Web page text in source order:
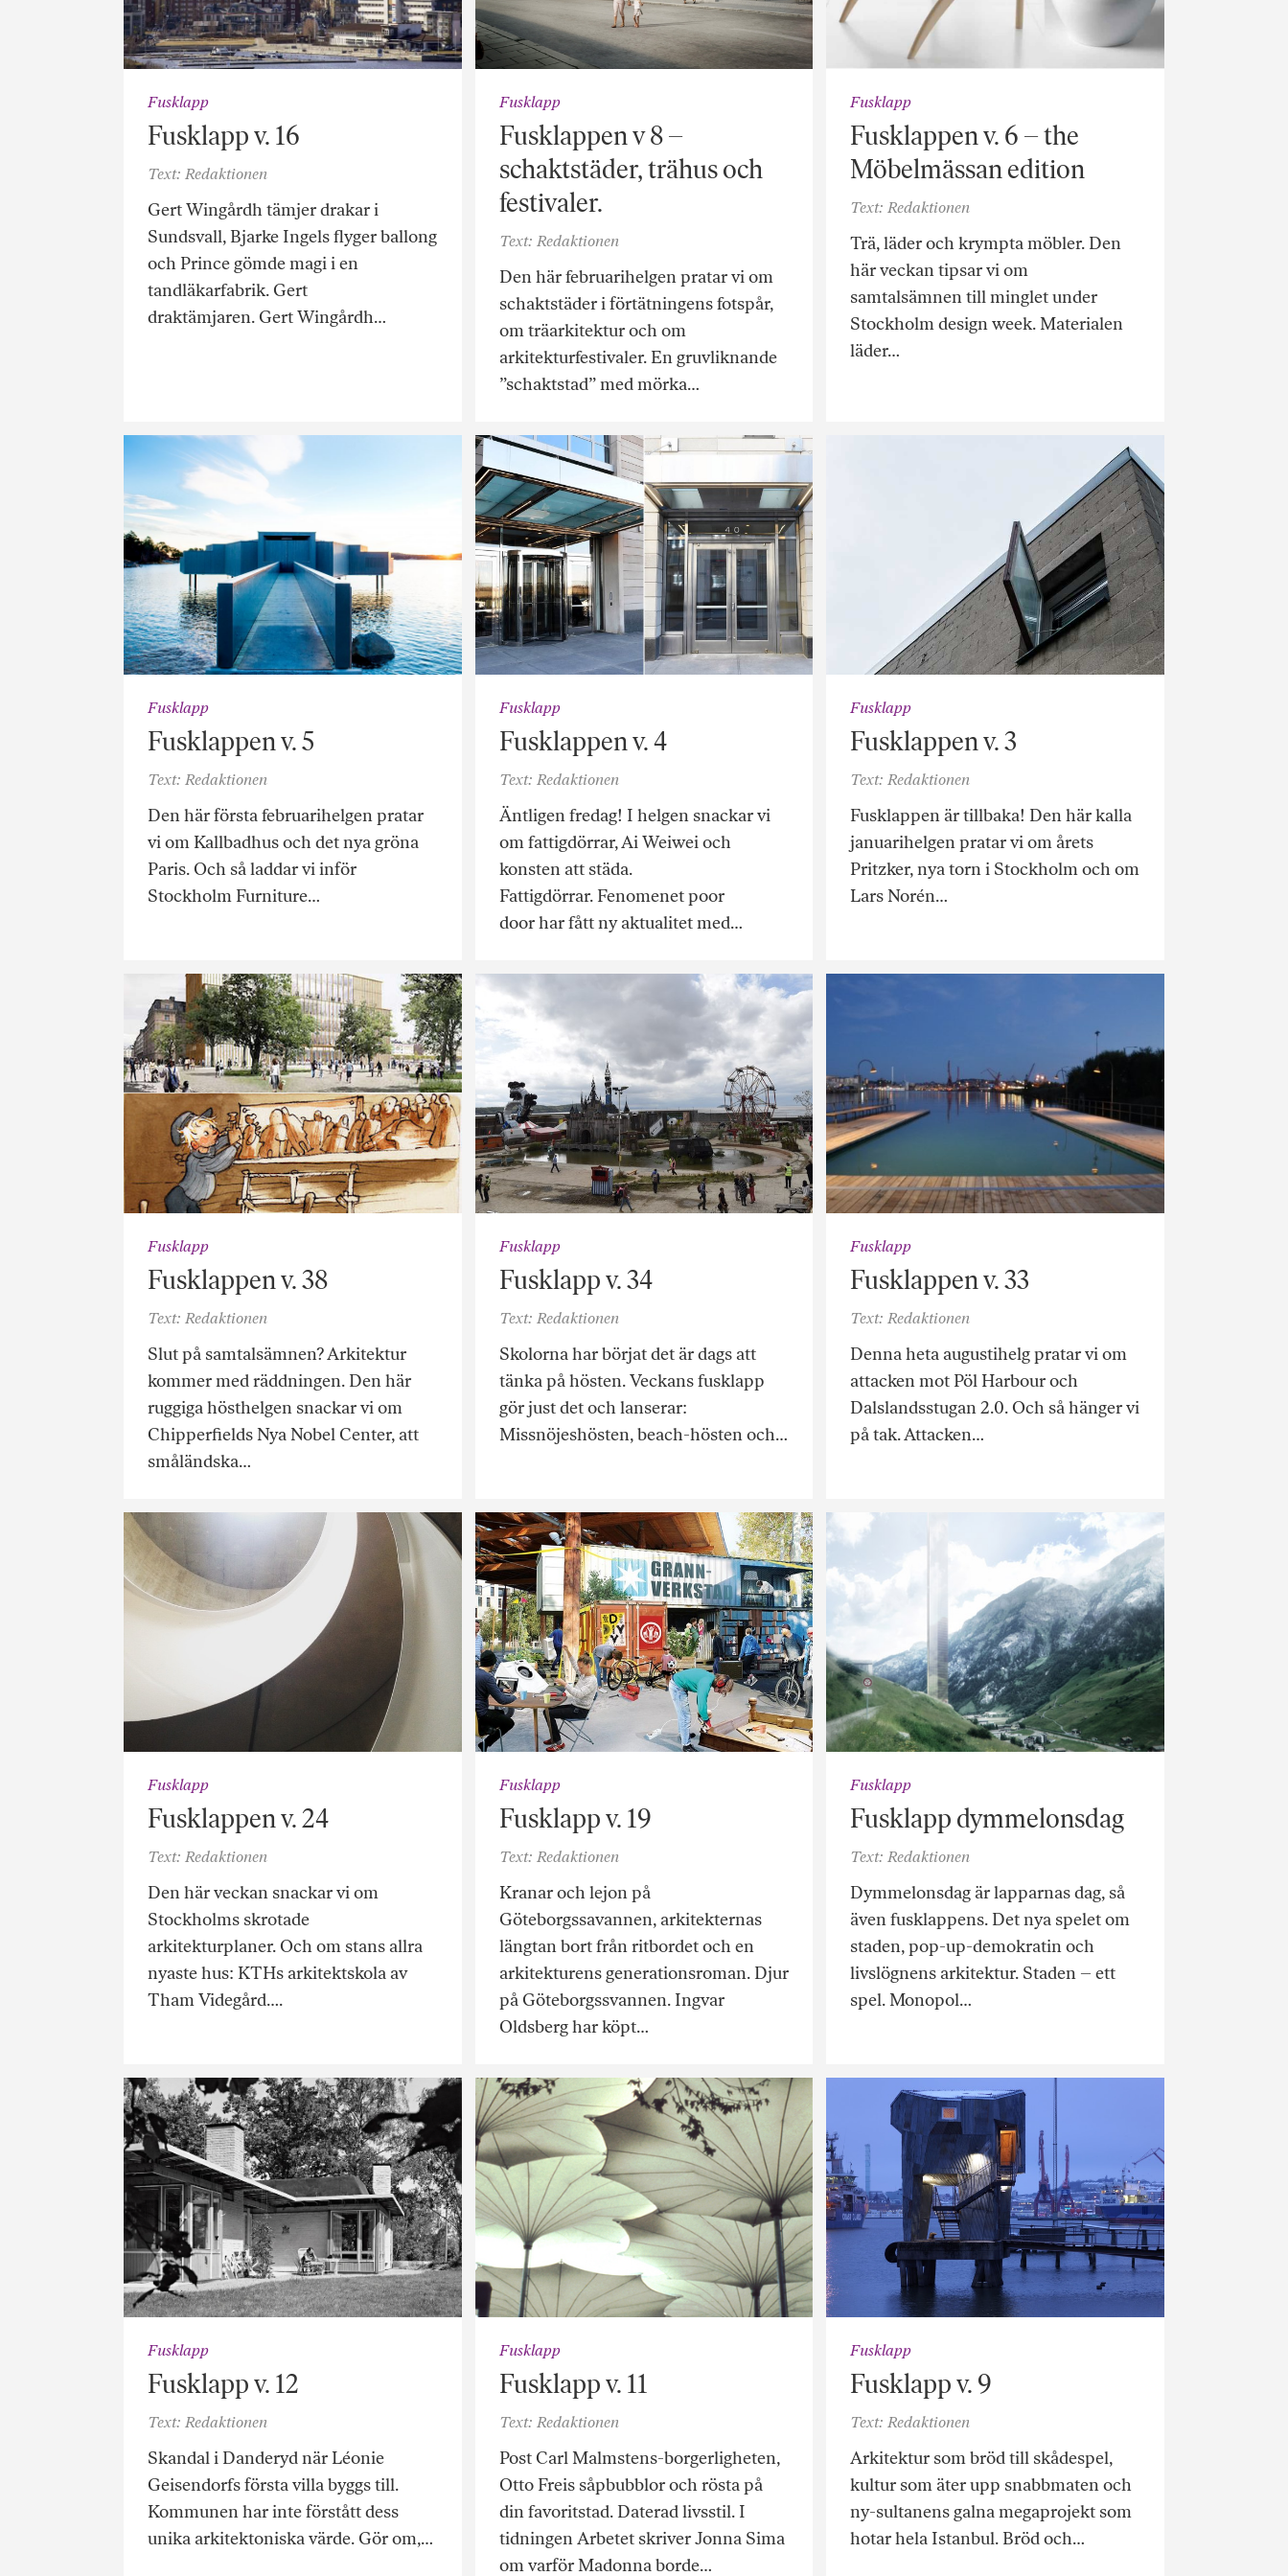
Fusklapp
Fusklapp v. 16
Text: Redaktionen
Gert Wingårdh tämjer drakar i
Sundsvall, Bjarke Ingels flyger ballong
och Prince gömde magi i en
tandläkarfabrik. Gert
draktämjaren. Gert Wingårdh…
Fusklapp
Fusklappen v 8 –
schaktstäder, trähus och
festivaler.
Text: Redaktionen
Den här februarihelgen pratar vi om
schaktstäder i förtätningens fotspår,
om träarkitektur och om
arkitekturfestivaler. En gruvliknande
”schaktstad” med mörka…
Fusklapp
Fusklappen v. 6 – the
Möbelmässan edition
Text: Redaktionen
Trä, läder och krympta möbler. Den
här veckan tipsar vi om
samtalsämnen till minglet under
Stockholm design week. Materialen
läder…
Fusklapp
Fusklappen v. 5
Text: Redaktionen
Den här första februarihelgen pratar
vi om Kallbadhus och det nya gröna
Paris. Och så laddar vi inför
Stockholm Furniture…
Fusklapp
Fusklappen v. 4
Text: Redaktionen
Äntligen fredag! I helgen snackar vi
om fattigdörrar, Ai Weiwei och
konsten att städa.
Fattigdörrar. Fenomenet poor
door har fått ny aktualitet med…
Fusklapp
Fusklappen v. 3
Text: Redaktionen
Fusklappen är tillbaka! Den här kalla
januarihelgen pratar vi om årets
Pritzker, nya torn i Stockholm och om
Lars Norén…
Fusklapp
Fusklappen v. 38
Text: Redaktionen
Slut på samtalsämnen? Arkitektur
kommer med räddningen. Den här
ruggiga hösthelgen snackar vi om
Chipperfields Nya Nobel Center, att
småländska…
Fusklapp
Fusklapp v. 34
Text: Redaktionen
Skolorna har börjat det är dags att
tänka på hösten. Veckans fusklapp
gör just det och lanserar:
Missnöjeshösten, beach-hösten och…
Fusklapp
Fusklappen v. 33
Text: Redaktionen
Denna heta augustihelg pratar vi om
attacken mot Pöl Harbour och
Dalslandsstugan 2.0. Och så hänger vi
på tak. Attacken…
Fusklapp
Fusklappen v. 24
Text: Redaktionen
Den här veckan snackar vi om
Stockholms skrotade
arkitekturplaner. Och om stans allra
nyaste hus: KTHs arkitektskola av
Tham Videgård….
Fusklapp
Fusklapp v. 19
Text: Redaktionen
Kranar och lejon på
Göteborgssavannen, arkitekternas
längtan bort från ritbordet och en
arkitekturens generationsroman. Djur
på Göteborgssvannen. Ingvar
Oldsberg har köpt…
Fusklapp
Fusklapp dymmelonsdag
Text: Redaktionen
Dymmelonsdag är lapparnas dag, så
även fusklappens. Det nya spelet om
staden, pop-up-demokratin och
livslögnens arkitektur. Staden – ett
spel. Monopol…
Fusklapp
Fusklapp v. 12
Text: Redaktionen
Skandal i Danderyd när Léonie
Geisendorfs första villa byggs till.
Kommunen har inte förstått dess
unika arkitektoniska värde. Gör om,…
Fusklapp
Fusklapp v. 11
Text: Redaktionen
Post Carl Malmstens-borgerligheten,
Otto Freis såpbubblor och rösta på
din favoritstad. Daterad livsstil. I
tidningen Arbetet skriver Jonna Sima
om varför Madonna borde…
Fusklapp
Fusklapp v. 9
Text: Redaktionen
Arkitektur som bröd till skådespel,
kultur som äter upp snabbmaten och
ny-sultanens galna megaprojekt som
hotar hela Istanbul. Bröd och…